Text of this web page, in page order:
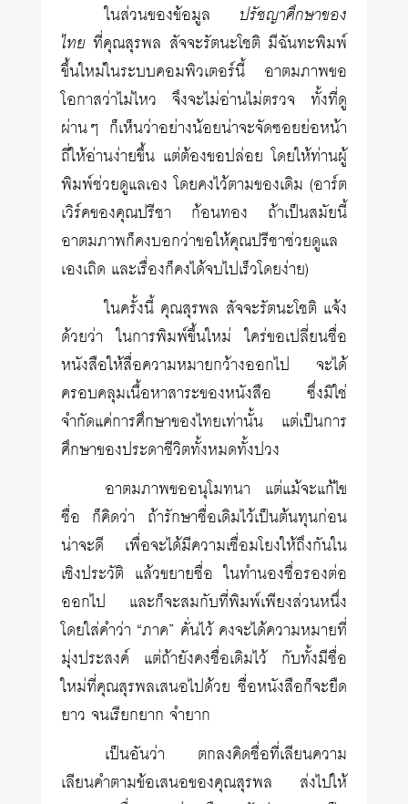
ในส่วนของข้อมูล ปรัชญาศึกษาของ
ไทย ที่คุณสุรพล สัจจะรัตนะโชติ มีฉันทะพิมพ์
ขึ้นใหม่ในระบบคอมพิวเตอร์นี้ อาตมภาพขอ
โอกาสว่าไม่ไหว จึงจะไม่อ่านไม่ตรวจ ทั้งที่ดู
ผ่านๆ ก็เห็นว่าอย่างน้อยน่าจะจัดซอยย่อหน้า
ถี่ให้อ่านง่ายขึ้น แต่ต้องขอปล่อย โดยให้ท่านผู้
พิมพ์ช่วยดูแลเอง โดยคงไว้ตามของเดิม (อาร์ต
เวิร์คของคุณปรีชา ก้อนทอง ถ้าเป็นสมัยนี้
อาตมภาพก็คงบอกว่าขอให้คุณปรีชาช่วยดูแล
เองเถิด และเรื่องก็คงได้จบไปเร็วโดยง่าย)
ในครั้งนี้ คุณสุรพล สัจจะรัตนะโชติ แจ้ง
ด้วยว่า ในการพิมพ์ขึ้นใหม่ ใคร่ขอเปลี่ยนชื่อ
หนังสือให้สื่อความหมายกว้างออกไป จะได้
ครอบคลุมเนื้อหาสาระของหนังสือ ซึ่งมิใช่
จำกัดแค่การศึกษาของไทยเท่านั้น แต่เป็นการ
ศึกษาของประดาชีวิตทั้งหมดทั้งปวง
อาตมภาพขออนุโมทนา แต่แม้จะแก้ไข
ชื่อ ก็คิดว่า ถ้ารักษาชื่อเดิมไว้เป็นต้นทุนก่อน
น่าจะดี เพื่อจะได้มีความเชื่อมโยงให้ถึงกันใน
เชิงประวัติ แล้วขยายชื่อ ในทำนองชื่อรองต่อ
ออกไป และก็จะสมกับที่พิมพ์เพียงส่วนหนึ่ง
โดยใส่คำว่า “ภาค” คั่นไว้ คงจะได้ความหมายที่
มุ่งประสงค์ แต่ถ้ายังคงชื่อเดิมไว้ กับทั้งมีชื่อ
ใหม่ที่คุณสุรพลเสนอไปด้วย ชื่อหนังสือก็จะยืด
ยาว จนเรียกยาก จำยาก
เป็นอันว่า ตกลงคิดชื่อที่เลียนความ
เลียนคำตามข้อเสนอของคุณสุรพล ส่งไปให้